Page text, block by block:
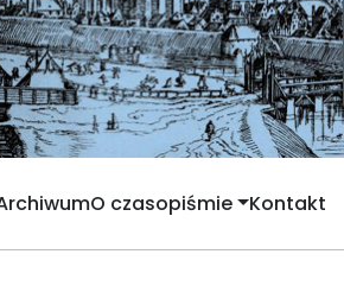
O czasopiśmie Kontakt